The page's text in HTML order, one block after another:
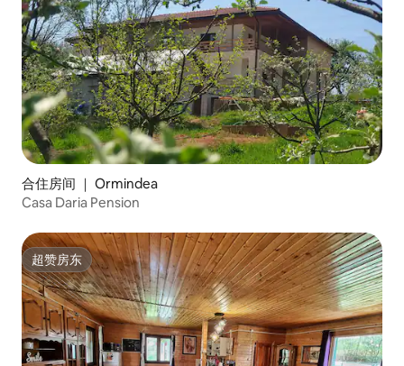
合住房间 ｜ Ormindea
Casa Daria Pension
超赞房东
超赞房东